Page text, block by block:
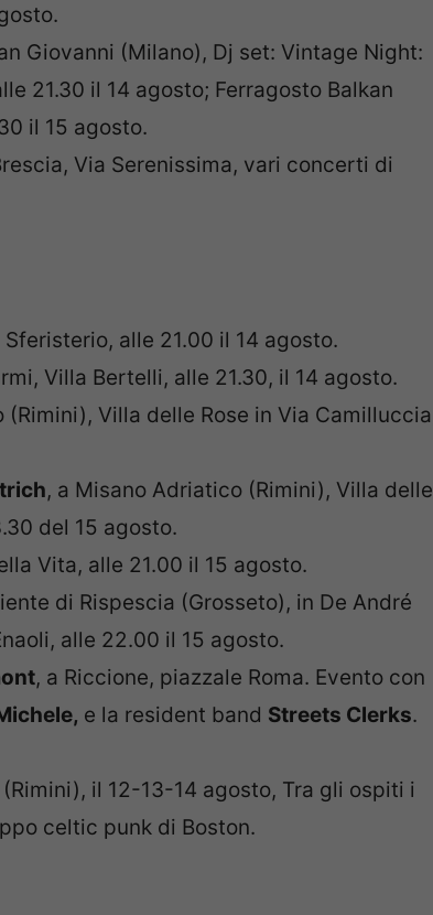
Giovanni (Milano), Dj set: Vintage Night:
21.30 il 14 agosto; Ferragosto Balkan
il 15 agosto.
Via Serenissima, vari concerti di
alle 21.00 il 14 agosto.
Villa Bertelli, alle 21.30, il 14 agosto.
(Rimini), Villa delle Rose in Via Camilluccia
, a Misano Adriatico (Rimini), Villa delle
del 15 agosto.
Vita, alle 21.00 il 15 agosto.
di Rispescia (Grosseto), in De André
, alle 22.00 il 15 agosto.
, a Riccione, piazzale Roma. Evento con
e la resident band Streets Clerks.
il 12-13-14 agosto, Tra gli ospiti i
celtic punk di Boston.